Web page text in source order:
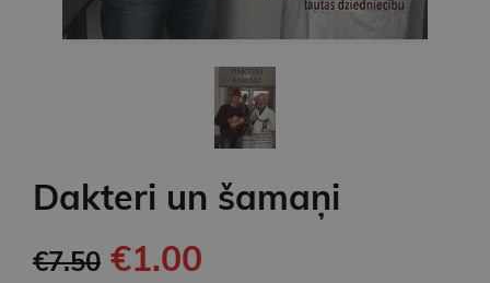
Dakteri un šamaņi
€7.50 €1.00